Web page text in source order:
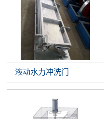
液动水力冲洗门